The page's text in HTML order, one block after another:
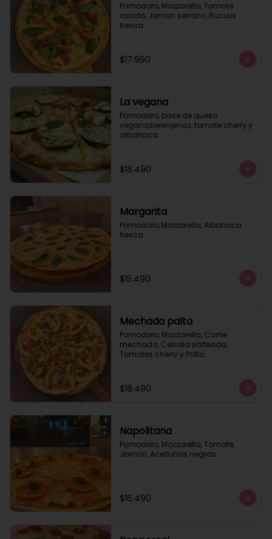
Pomodoro, Mozzarella, Tomate
asado, Jamon serrano, Rucula
fresca
$17.990
La vegana
Pomodoro, base de queso
vegano,berenjenas, tomate cherry y
albahaca
$18.490
Margarita
Pomodoro, Mozzarella, Albahaca
fresca
$15.490
Mechada palta
Pomodoro, Mozzarella, Carne
mechada, Cebolla salteada,
Tomates cherry y Palta.
$18.490
Napolitana
Pomodoro, Mozzarella, Tomate,
Jamon, Aceitunas negras.
$16.490